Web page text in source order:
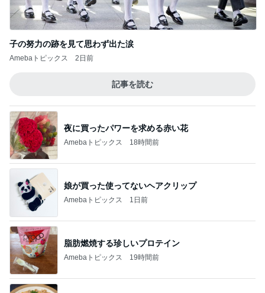
子の努力の跡を見て思わず出た涙
Amebaトピックス 2日前
記事を読む
夜に買ったパワーを求める赤い花
Amebaトピックス 18時間前
娘が買った使ってないヘアクリップ
Amebaトピックス 1日前
脂肪燃焼する珍しいプロテイン
Amebaトピックス 19時間前